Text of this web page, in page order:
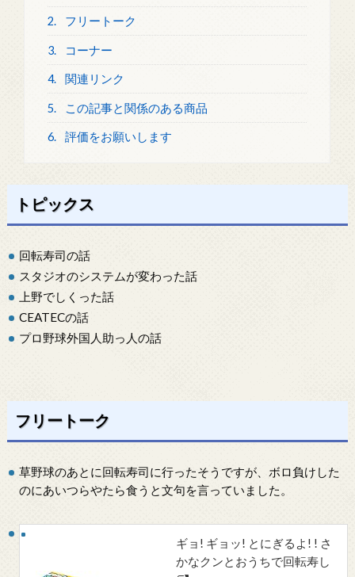
2. フリートーク
3. コーナー
4. 関連リンク
5. この記事と関係のある商品
6. 評価をお願いします
トピックス
回転寿司の話
スタジオのシステムが変わった話
上野でしくった話
CEATECの話
プロ野球外国人助っ人の話
フリートーク
草野球のあとに回転寿司に行ったそうですが、ボロ負けした
のにあいつらやたら食うと文句を言っていました。
ギョ! ギョッ! とにぎるよ! ! さ
かなクンとおうちで回転寿し